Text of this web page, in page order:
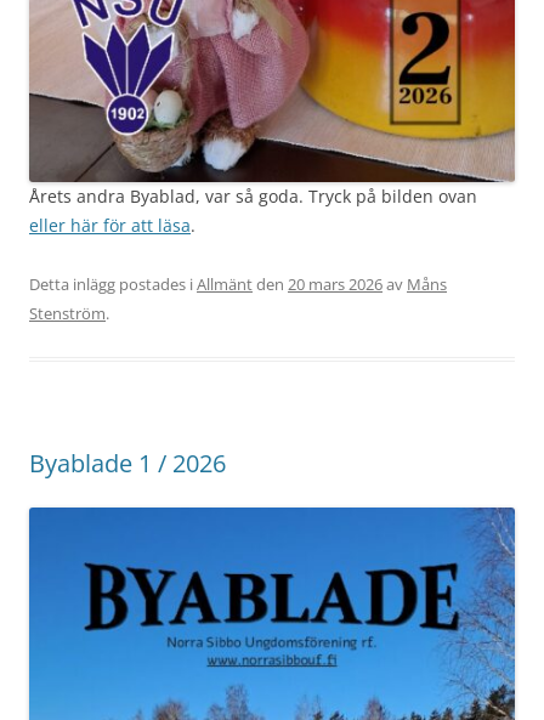
Årets andra Byablad, var så goda. Tryck på bilden ovan
eller här för att läsa.
Detta inlägg postades iAllmäntden 20 mars 2026av Måns
Stenström.
Byablade 1 / 2026